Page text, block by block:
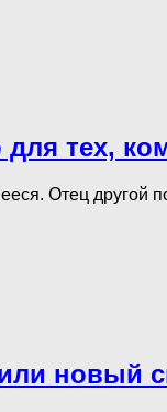
тex,
Отец другой